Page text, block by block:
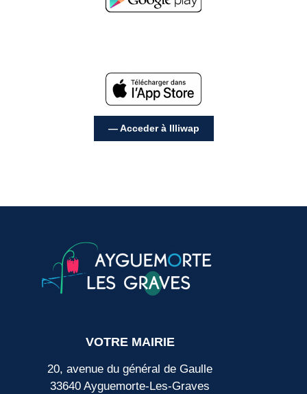
— Acceder à Illiwap
VOTRE MAIRIE
20, avenue du général de Gaulle
33640 Ayguemorte-Les-Graves